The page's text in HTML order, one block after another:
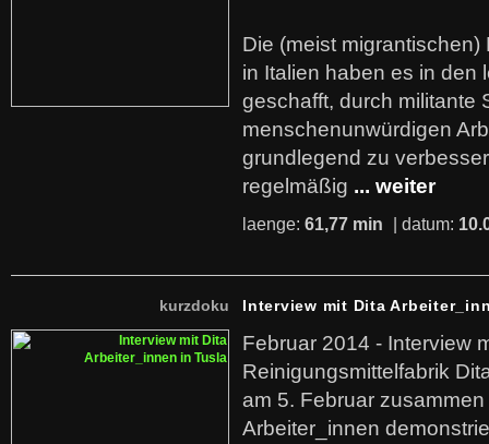
Die (meist
in Italien haben es in den
geschafft, durch militante
menschenunwürdigen
grundlegend zu
regelmäßig ... weiter
laenge: 61,77 min | datum:
kurzdoku Interview mit Dita
Februar 2014 - Interview
Reinigungsmittelfabrik
am 5. Februar
Arbeiter_innen